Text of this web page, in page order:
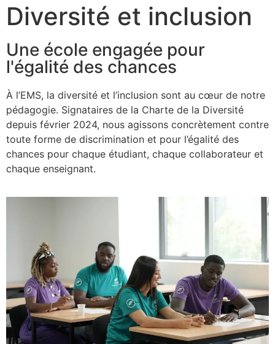
Diversité et inclusion
Une école engagée pour
l'égalité des chances
À l’EMS, la diversité et l’inclusion sont au cœur de notre
pédagogie. Signataires de la Charte de la Diversité
depuis février 2024, nous agissons concrètement contre
toute forme de discrimination et pour l’égalité des
chances pour chaque étudiant, chaque collaborateur et
chaque enseignant.